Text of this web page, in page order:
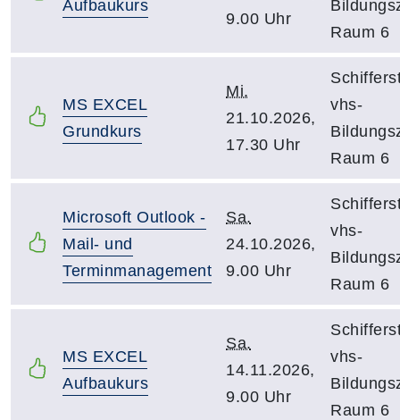
Aufbaukurs
9.00 Uhr
Raum 6
MS EXCEL
Grundkurs
Mi.
21.10.2026,
17.30 Uhr
vhs-
Raum 6
Microsoft Outlook -
Mail- und
Terminmanagement
Sa.
24.10.2026,
9.00 Uhr
vhs-
Raum 6
MS EXCEL
Aufbaukurs
Sa.
14.11.2026,
9.00 Uhr
vhs-
Raum 6